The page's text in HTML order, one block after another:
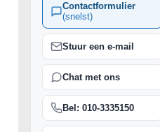
Contactformulier
(snelst)
Stuur een e-mail
Chat met ons
Bel: 010-3335150